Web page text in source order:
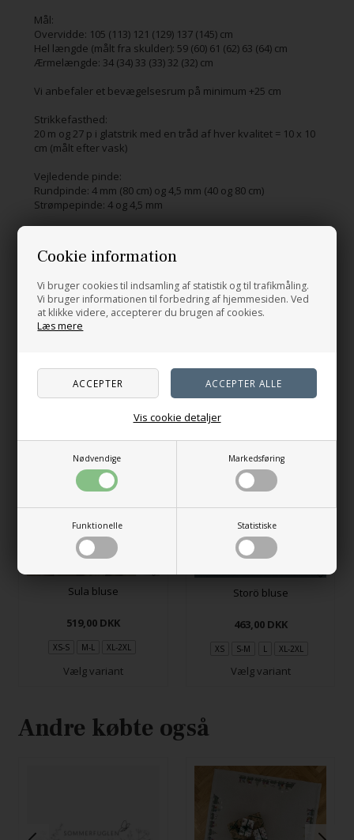
Cookie information
Vi bruger cookies til indsamling af statistik og til trafikmåling.
Vi bruger informationen til forbedring af hjemmesiden. Ved
at klikke videre, accepterer du brugen af cookies.
Læs mere
Nødvendige Markedsføring
Funktionelle Statistiske
Vis cookie detaljer
Mål:
Overvidde: 105 (113) 121 (129) 137 (145) cm
Hel længde (målt fra skulder): 59 (60) 61 (62) 63 (64) cm
Ærmelængde: 34 (34) 33 (33) 32 (32) cm
Vi anbefaler et bevægelsesrum på minimum +25 cm
Strikkefasthed:
20 m og 27 p i glatstrik med en tråd af hver kvalitet = 10 x 10
cm (målt efter vask)
Vejledende pinde:
Rundpinde: 4 mm (80 cm) og 4,5 mm (40 og 80 cm)
Strømpepinde: 4 og 4,5 mm
Fv A: 250 (300) 300 (350) 350 (400) g Wool Cotton fra Kit
Couture (50 g = 195 m)
Fv B: 125 (125) 150 (150) 150 (175) g Fine Kid Mohair fra
Walløe (25 g = 210 m)
Relaterede produkter
Sula bluse
519,00 DKK
XS-S M-L XL-2XL
Vælg variant
Storö bluse
463,00 DKK
XS S-M L XL-2XL
Vælg variant
Andre købte også